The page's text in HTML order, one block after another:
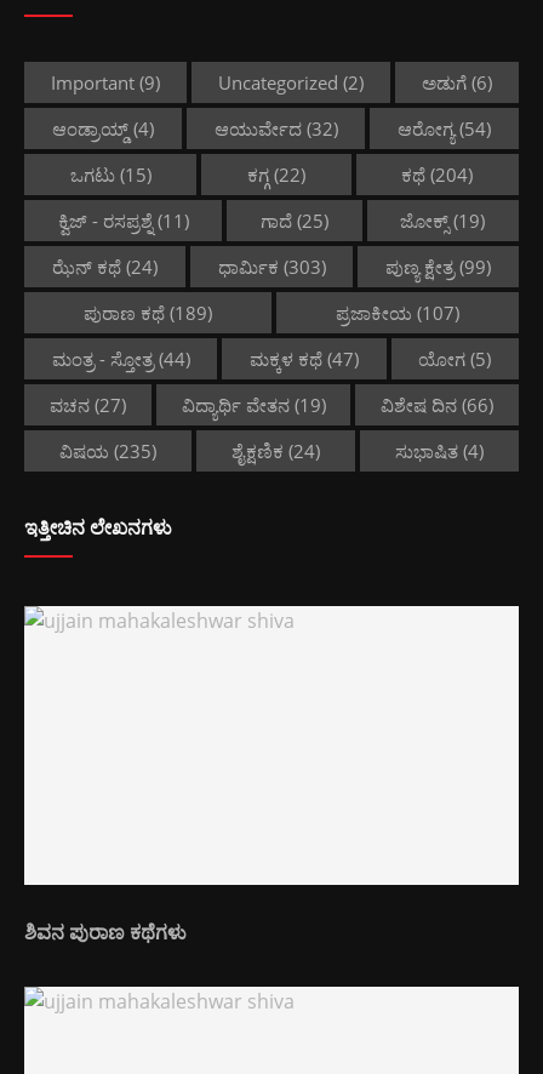
Important (9) Uncategorized (2) ಅಡುಗೆ (6)
ಆಂಡ್ರಾಯ್ಡ್(4) ಆಯುರ್ವೇದ(32) ಆರೋಗ್ಯ(54)
ಒಗಟು(15) ಕಗ್ಗ(22) ಕಥೆ (204)
ಕ್ವಿಜ್ - ರಸಪ್ರಶ್ನೆ(11) ಗಾದೆ(25) ಜೋಕ್ಸ್(19)
ಝೆನ್ ಕಥೆ(24) ಧಾರ್ಮಿಕ (303) ಪುಣ್ಯ ಕ್ಷೇತ್ರ(99)
ಪುರಾಣ ಕಥೆ (189) ಪ್ರಜಾಕೀಯ (107)
ಮಂತ್ರ - ಸ್ತೋತ್ರ(44) ಮಕ್ಕಳ ಕಥೆ(47) ಯೋಗ (5)
ವಚನ(27) ವಿದ್ಯಾರ್ಥಿ ವೇತನ(19) ವಿಶೇಷ ದಿನ (66)
ವಿಷಯ (235) ಶೈಕ್ಷಣಿಕ (24) ಸುಭಾಷಿತ (4)
ಇತ್ತೀಚಿನ ಲೇಖನಗಳು
ಶಿವನ ಪುರಾಣ ಕಥೆಗಳು